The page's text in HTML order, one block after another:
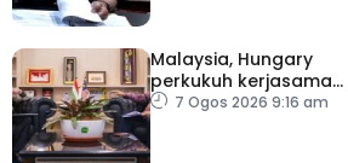
Malaysia, Hungary
perkukuh kerjasama
sektor pertanian
7 Ogos 2026 9:16 am